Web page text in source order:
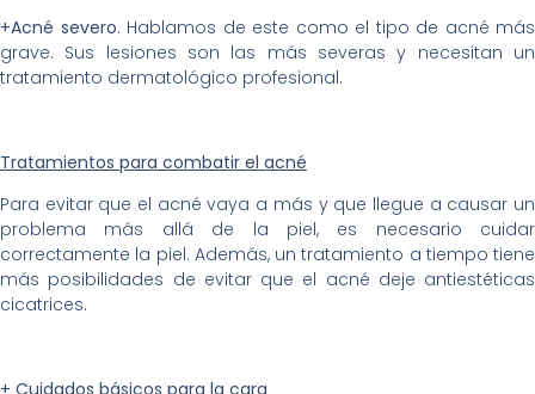
+Acné severo. Hablamos de este como el tipo de acné más
grave. Sus lesiones son las más severas y necesitan un
tratamiento dermatológico profesional.
Tratamientos para combatir el acné
Para evitar que el acné vaya a más y que llegue a causar un
problema más allá de la piel, es necesario cuidar
correctamente la piel. Además, un tratamiento a tiempo tiene
más posibilidades de evitar que el acné deje antiestéticas
cicatrices.
+ Cuidados básicos para la cara